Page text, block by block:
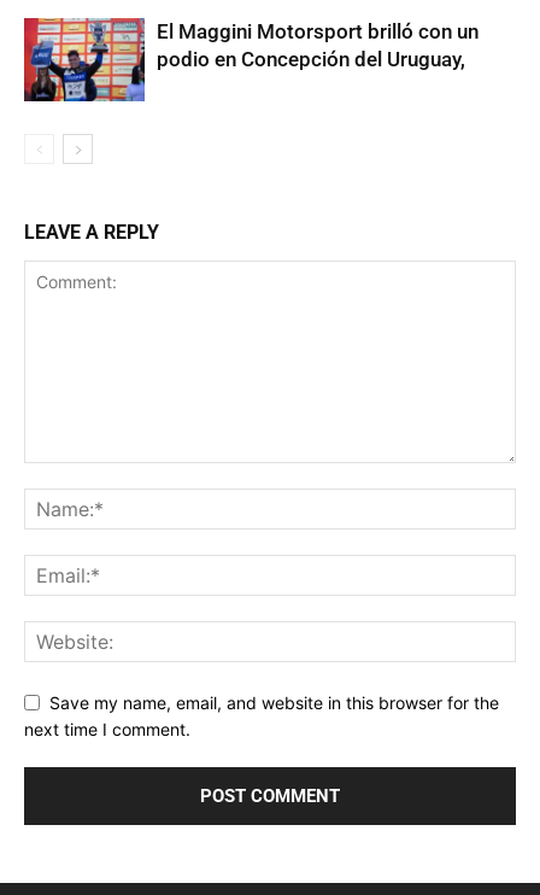
El Maggini Motorsport brilló con un
podio en Concepción del Uruguay,
LEAVE A REPLY
Save my name, email, and website in this browser for the
next time I comment.